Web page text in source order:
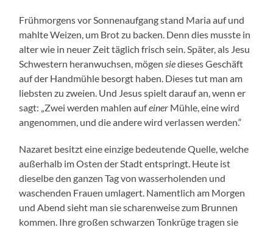
Frühmorgens vor Sonnenaufgang stand Maria auf und
mahlte Weizen, um Brot zu backen. Denn dies musste in
alter wie in neuer Zeit täglich frisch sein. Später, als Jesu
Schwestern heranwuchsen, mögensiedieses Geschäft
auf der Handmühle besorgt haben. Dieses tut man am
liebsten zu zweien. Und Jesus spielt darauf an, wenn er
sagt: „Zwei werden mahlen aufeiner Mühle, eine wird
angenommen, und die andere wird verlassen werden.“
Nazaret besitzt eine einzige bedeutende Quelle, welche
außerhalb im Osten der Stadt entspringt. Heute ist
dieselbe den ganzen Tag von wasserholenden und
waschenden Frauen umlagert. Namentlich am Morgen
und Abend sieht man sie scharenweise zum Brunnen
kommen. Ihre großen schwarzen Tonkrüge tragen sie